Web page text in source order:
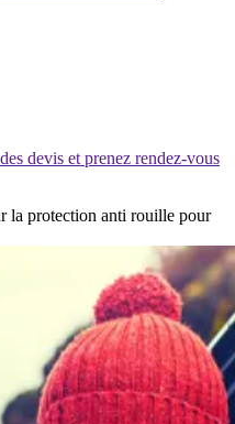
devis et prenez rendez-vous
la protection anti rouille pour